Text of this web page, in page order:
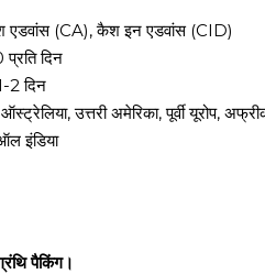
एडवांस (CA), कैश इन एडवांस (CID)
प्रति दिन
2 दिन
ऑस्ट्रेलिया, उत्तरी अमेरिका, पूर्वी यूरोप,
इंडिया
पैकिंग।